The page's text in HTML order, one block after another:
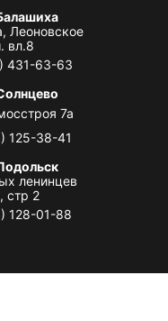
Леоновское
вл.8
431-63-63
7а
125-38-41
ленинцев
стр 2
128-01-88